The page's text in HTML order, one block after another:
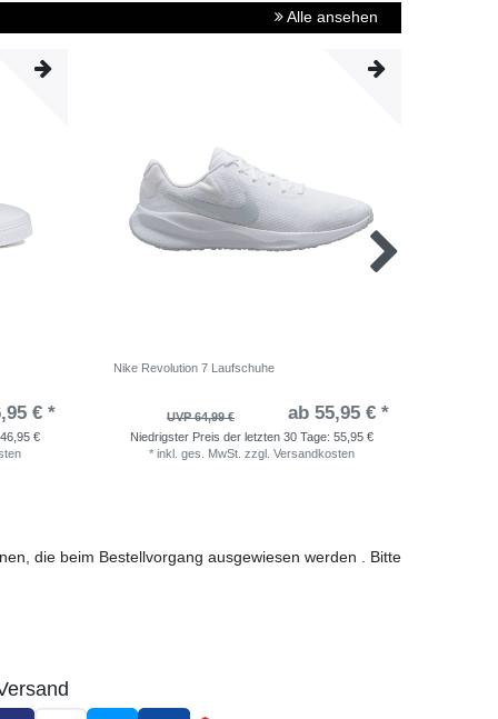
Alle ansehen
€ *
46,95 €
Nike Revolution 7 Laufschuhe
UVP 64,99 € ab 55,95 € *
Niedrigster Preis der letzten 30 Tage: 55,95 €
* inkl. ges. MwSt. zzgl. Versandkosten
die beim Bestellvorgang ausgewiesen werden . Bitte